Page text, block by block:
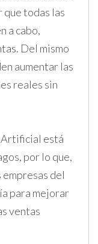
todas las
a cabo,
Del mismo
aumentar las
reales sin
está
por lo que,
del
para mejorar
ventas